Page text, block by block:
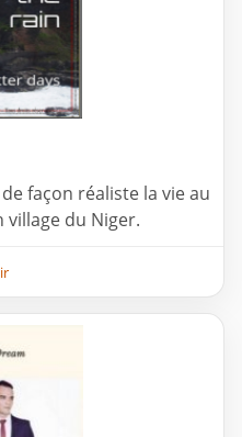
façon réaliste la vie au
village du Niger.